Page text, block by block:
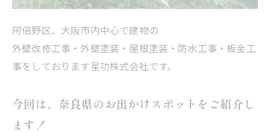
阿倍野区、大阪市内中心で建物の
外壁改修工事・外壁塗装・屋根塗装・防水工事・板金工
事をしております星功株式会社です。
今回は、奈良県のお出かけスポットをご紹介し
ます！